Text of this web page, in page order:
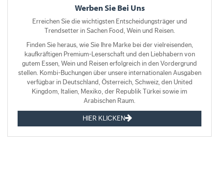
Werben Sie Bei Uns
Erreichen Sie die wichtigsten Entscheidungsträger und
Trendsetter in Sachen Food, Wein und Reisen.
Finden Sie heraus, wie Sie Ihre Marke bei der vielreisenden,
kaufkräftigen Premium-Leserschaft und den Liebhabern von
gutem Essen, Wein und Reisen erfolgreich in den Vordergrund
stellen. Kombi-Buchungen über unsere internationalen Ausgaben
verfügbar in Deutschland, Österreich, Schweiz, den United
Kingdom, Italien, Mexiko, der Republik Türkei sowie im
Arabischen Raum.
HIER KLICKEN